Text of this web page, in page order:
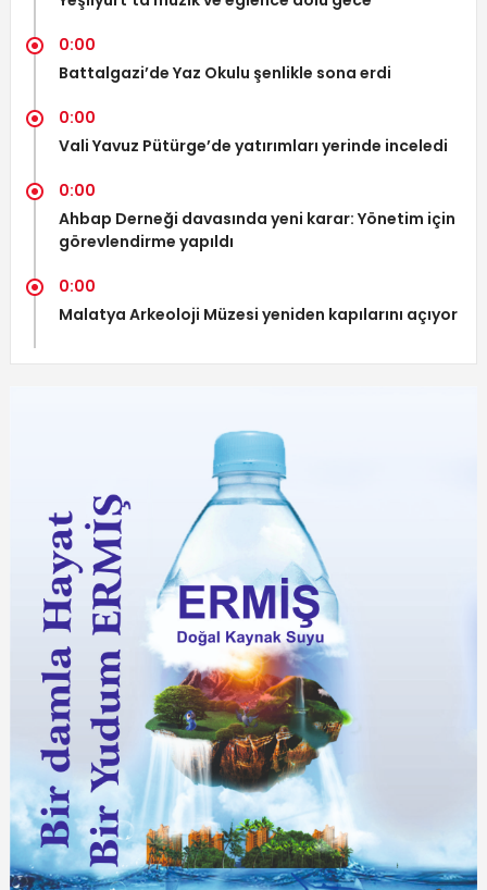
0:00
Battalgazi’de Yaz Okulu şenlikle sona erdi
0:00
Vali Yavuz Pütürge’de yatırımları yerinde inceledi
0:00
Ahbap Derneği davasında yeni karar: Yönetim için
görevlendirme yapıldı
0:00
Malatya Arkeoloji Müzesi yeniden kapılarını açıyor